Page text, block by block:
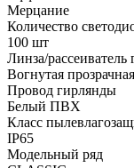
Мерцание
Количество
100 шт
Линза/рассеиватель
Вогнутая прозрачная
Провод гирлянды
Белый ПВХ
Класс
IP65
Модельный ряд